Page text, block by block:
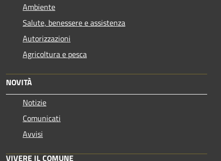
Ambiente
Salute, benessere e assistenza
Autorizzazioni
Agricoltura e pesca
NOVITÀ
Notizie
Comunicati
Avvisi
VIVERE IL COMUNE